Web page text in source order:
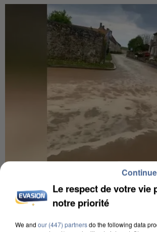
UNE TOURISTE DE L’OISE
COULÉE DE BOUE EN HAUTE-
Le respect de votre vie
notre priorité
We and our (447) partnersdo the following data